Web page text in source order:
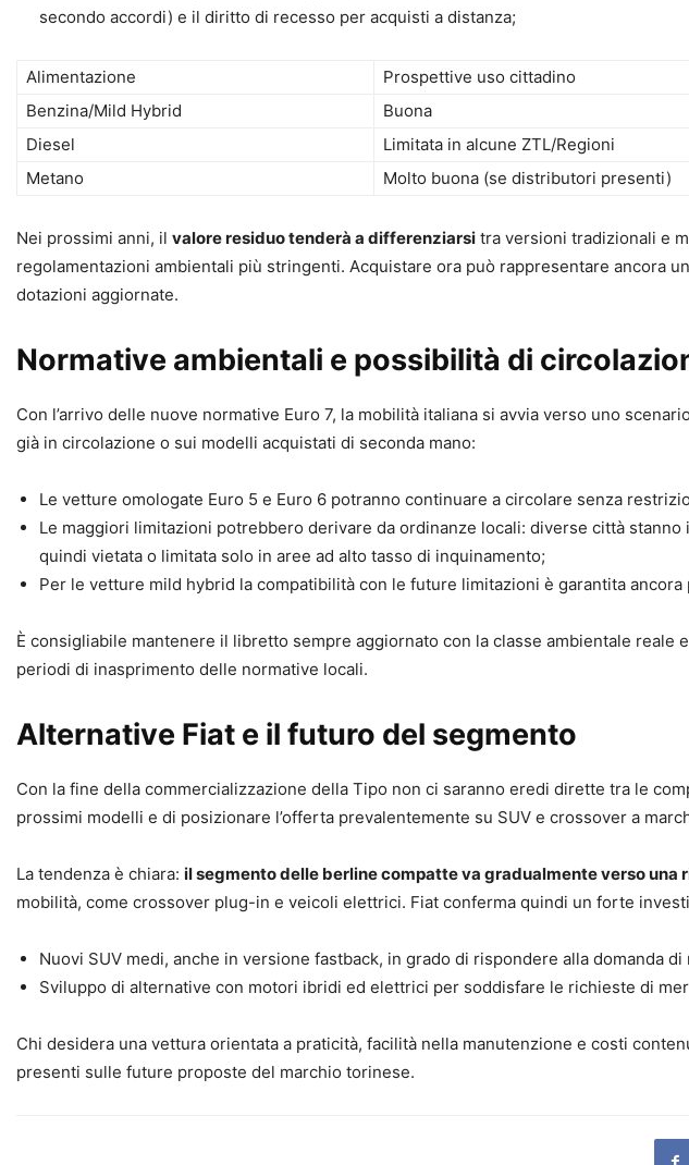
secondo accordi) e il diritto di recesso per acquisti a distanza;
Alimentazione Prospettive uso cittadino
Benzina/Mild Hybrid
Buona
Diesel
Limitata in alcune ZTL/Regioni
Metano
Molto buona (se distributori presenti)
Nei prossimi anni, il valore residuo tenderà a differenziarsi tra versioni tradizionali e
regolamentazioni ambientali più stringenti. Acquistare ora può rappresentare ancora
dotazioni aggiornate.
Normative ambientali e possibilità di
Con l’arrivo delle nuove normative Euro 7, la mobilità italiana si avvia verso uno
già in circolazione o sui modelli acquistati di seconda mano:
Le vetture omologate Euro 5 e Euro 6 potranno continuare a circolare senza
Le maggiori limitazioni potrebbero derivare da ordinanze locali: diverse città
quindi vietata o limitata solo in aree ad alto tasso di inquinamento;
Per le vetture mild hybrid la compatibilità con le future limitazioni è garantita ancora
È consigliabile mantenere il libretto sempre aggiornato con la classe ambientale
periodi di inasprimento delle normative locali.
Alternative Fiat e il futuro del segmento
Con la fine della commercializzazione della Tipo non ci saranno eredi dirette tra le
prossimi modelli e di posizionare l’offerta prevalentemente su SUV e crossover a
La tendenza è chiara: il segmento delle berline compatte va gradualmente verso una
mobilità, come crossover plug-in e veicoli elettrici. Fiat conferma quindi un forte
Nuovi SUV medi, anche in versione fastback, in grado di rispondere alla domanda
Sviluppo di alternative con motori ibridi ed elettrici per soddisfare le richieste di
Chi desidera una vettura orientata a praticità, facilità nella manutenzione e costi
presenti sulle future proposte del marchio torinese.